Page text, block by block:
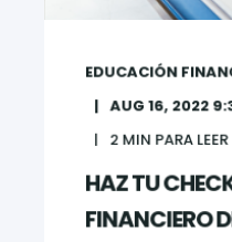
EDUCACIÓN
AUG 16, 2022
2 MIN PARA LEER
HAZ TU
FINANCIERO